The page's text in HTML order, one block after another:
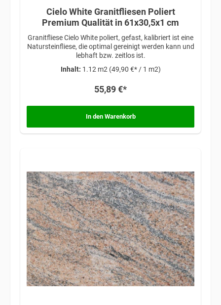
Cielo White Granitfliesen Poliert
Premium Qualität in 61x30,5x1 cm
Granitfliese Cielo White poliert, gefast, kalibriert ist eine
Natursteinfliese, die optimal gereinigt werden kann und
lebhaft bzw. zeitlos ist.
Inhalt: 1.12 m2 (49,90 €* / 1 m2)
55,89 €*
In den Warenkorb